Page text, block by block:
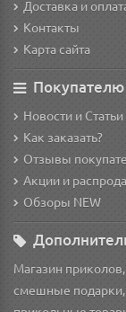
Доставка и
Контакты
Карта сайта
Покупателю
Новости и Статьи
Как заказать?
Отзывы
Акции и
Обзоры NEW
Магазин
смешные